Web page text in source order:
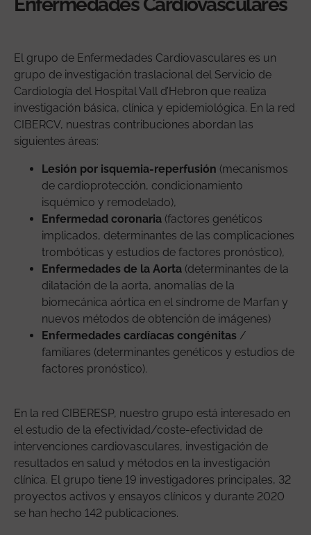
El grupo de Enfermedades Cardiovasculares es un
grupo de investigación traslacional del Servicio de
Cardiología del Hospital Vall d’Hebron que realiza
investigación básica, clínica y epidemiológica. En la red
CIBERCV, nuestras contribuciones abordan las
siguientes áreas:
Lesión por isquemia-reperfusión (mecanismos
de cardioprotección, condicionamiento
isquémico y remodelado),
Enfermedad coronaria (factores genéticos
implicados, determinantes de las complicaciones
trombóticas y estudios de factores pronóstico),
Enfermedades de la Aorta (determinantes de la
dilatación de la aorta, anomalías de la
biomecánica aórtica en el síndrome de Marfan y
nuevos métodos de obtención de imágenes)
Enfermedades cardíacas congénitas /
familiares (determinantes genéticos y estudios de
factores pronóstico).
En la red CIBERESP, nuestro grupo está interesado en
el estudio de la efectividad/coste-efectividad de
intervenciones cardiovasculares, investigación de
resultados en salud y métodos en la investigación
clínica. El grupo tiene 19 investigadores principales, 32
proyectos activos y ensayos clínicos y durante 2020
se han hecho 142 publicaciones.